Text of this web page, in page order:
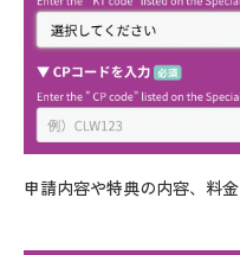
申請内容や特典の内容、料